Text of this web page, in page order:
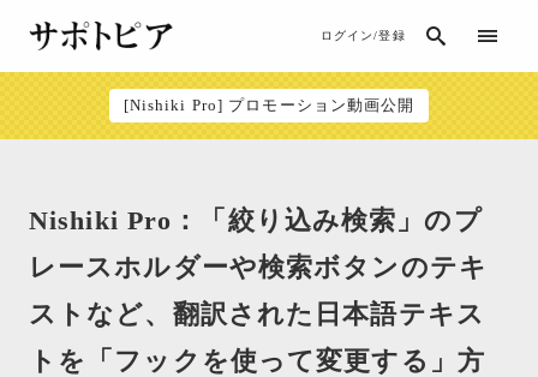
ログイン/登録
[Nishiki Pro] プロモーション動画公開
Nishiki Pro：「絞り込み検索」のプ
レースホルダーや検索ボタンのテキ
ストなど、翻訳された日本語テキス
トを「フックを使って変更する」方